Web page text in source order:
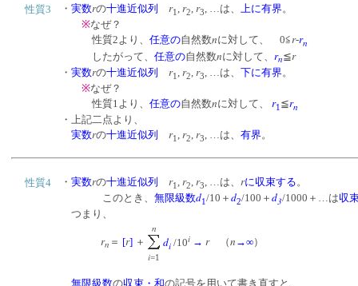
性質3 ・ 実数rの十進近似列 r1, r2, r3, …は、 上に有界。
※なぜ？
性質2より、 任意の自然数nに対して、 0≦r-rn
したがって、 任意の自然数nに対して、 rn≦r
・ 実数rの十進近似列 r1, r2, r3, …は、 下に有界。
※なぜ？
性質1より、 任意の自然数nに対して、 r1 ≦rn
・上記二点より、
実数rの十進近似列 r1 r2 r3 , …は、 有界 。
性質4 ・ 実数rの十進近似列 r1, r2, r3, …は、 rに収束する。
このとき、 無限級数d1/10＋ d2/100＋ d3/1000＋…は収
つまり、
n
di /10i
rn ＝ [r] ＋ → r（n →∞）
i=1
無限級数の収束・和の記号を用いて書き直すと、